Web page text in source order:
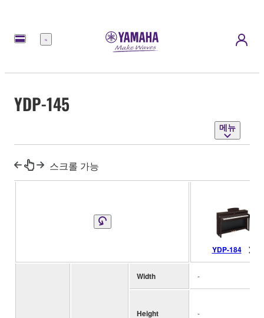
메
YDP-145
메뉴
스크롤 가능
YDP-184
Width -
Height -